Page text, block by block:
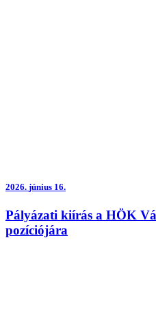
2026. június 16.
Pályázati kiírás a HÖK
pozíciójára